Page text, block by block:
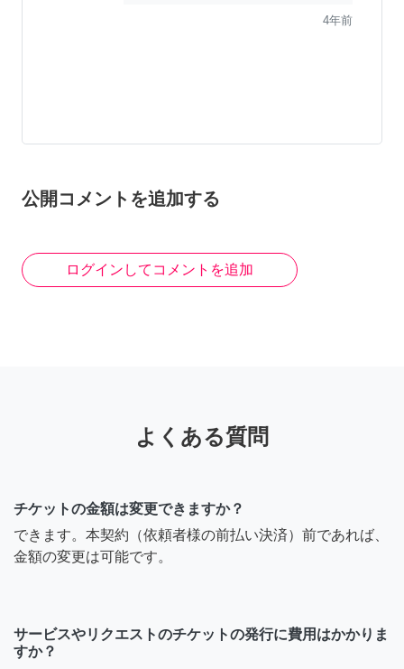
4年前
公開コメントを追加する
ログインしてコメントを追加
よくある質問
チケットの金額は変更できますか？
できます。本契約（依頼者様の前払い決済）前であれば、
金額の変更は可能です。
サービスやリクエストのチケットの発行に費用はかかりま
すか？